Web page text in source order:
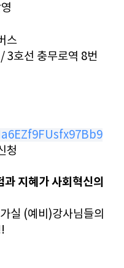
스
3호선 충무로역 8번
청
지혜가 사회혁신의
실 (예비)강사님들의